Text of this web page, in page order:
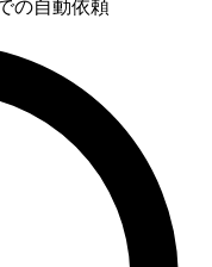
の自動依頼